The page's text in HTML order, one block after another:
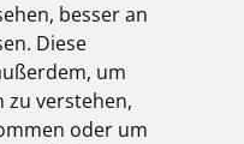
besser an
Diese
um
zu verstehen,
oder um